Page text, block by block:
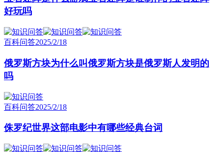
好玩吗
百科问答2025/2/18
俄罗斯方块为什么叫俄罗斯方块是俄罗斯人发明的
吗
百科问答2025/2/18
侏罗纪世界这部电影中有哪些经典台词